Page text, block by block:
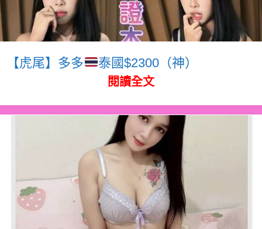
【虎尾】多多 泰國$2300（神）
閱讀全文